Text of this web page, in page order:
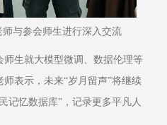
与参会师生进行深入交流
师生就大模型微调、数据伦理等
表示，未来“岁月留声”将继续
记忆数据库”，记录更多平凡人